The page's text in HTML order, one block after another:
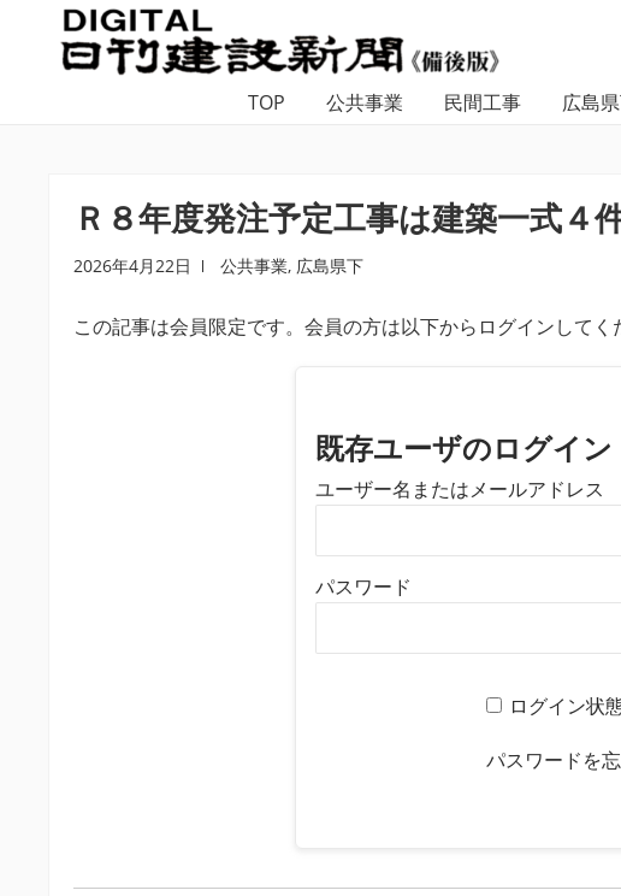
ナ
ビ
ゲ
コ
ン
テ
TOP 公共事業 民間工事 広島
Ｒ８年度発注予定工事は建築一式４
2026年4月22日 公共事業, 広島県下
この記事は会員限定です。会員の方は以下からログインしてく
既存ユーザのログイン
ユーザー名またはメールアドレス
パスワード
ログイン状
パスワードを